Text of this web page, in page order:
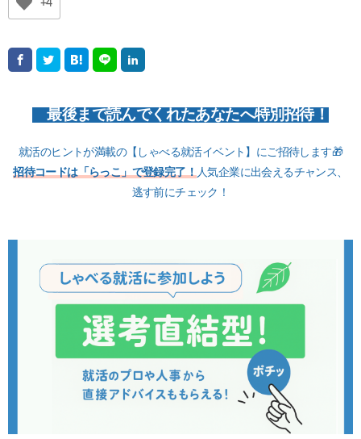
+4
最後まで読んでくれたあなたへ特別招待！
就活のヒントが満載の【しゃべる就活イベント】にご招待します🎁
招待コードは「らっこ」で登録完了！人気企業に出会えるチャンス、
逃す前にチェック！